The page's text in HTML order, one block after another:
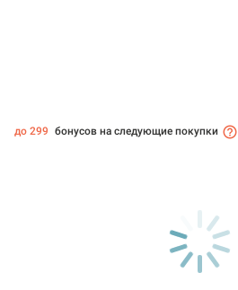
до 299 бонусов на следующие покупки